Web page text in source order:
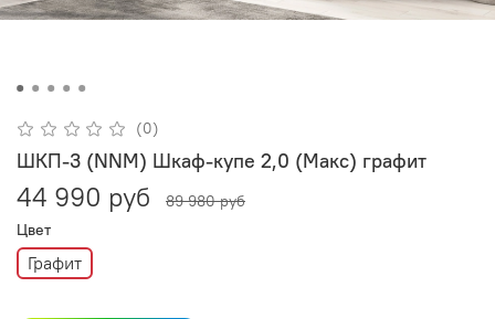
(0)
ШКП-3 (NNM) Шкаф-купе 2,0 (Макс) графит
44 990 руб
89 980 руб
Цвет
Графит